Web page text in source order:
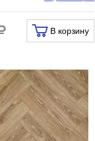
В корзину